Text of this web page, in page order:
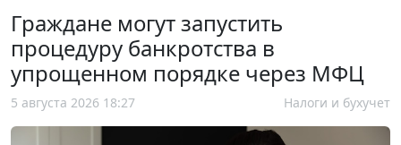
Граждане могут запустить
процедуру банкротства в
упрощенном порядке через МФЦ
5 августа 2026 18:27 Налоги и бухучет